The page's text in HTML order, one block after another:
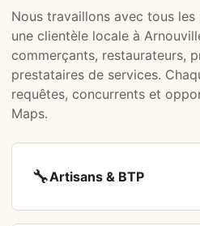
Nous travaillons avec tous
une clientèle locale à
commerçants, restaurateurs,
prestataires de services.
requêtes, concurrents et
Maps.
🔧Artisans & BTP